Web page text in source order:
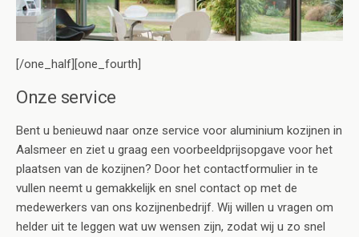
[/one_half][one_fourth]
Onze service
Bent u benieuwd naar onze service voor aluminium kozijnen in
Aalsmeer en ziet u graag een voorbeeldprijsopgave voor het
plaatsen van de kozijnen? Door het contactformulier in te
vullen neemt u gemakkelijk en snel contact op met de
medewerkers van ons kozijnenbedrijf. Wij willen u vragen om
helder uit te leggen wat uw wensen zijn, zodat wij u zo snel